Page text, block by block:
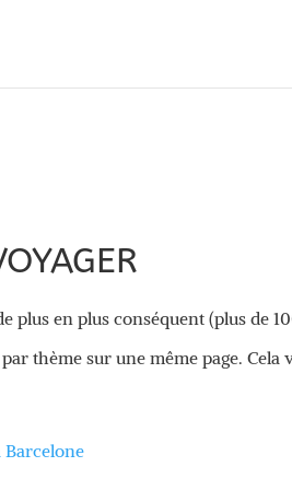
plus en plus conséquent (plus de
thème sur une même page. Cela
Barcelone